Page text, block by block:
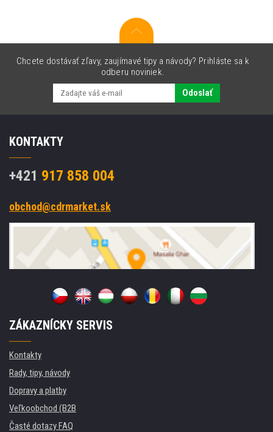
Chcete dostávať zľavy, zaujímavé tipy a návody? Prihláste sa k
odberu noviniek.
Odoslať
KONTAKTY
+421 917 858 004
obchod@cdrmarket.sk
ZÁKAZNÍCKY SERVIS
Kontakty
Rady, tipy, návody
Dopravy a platby
Veľkoobchod (B2B
Časté dotazy FAQ